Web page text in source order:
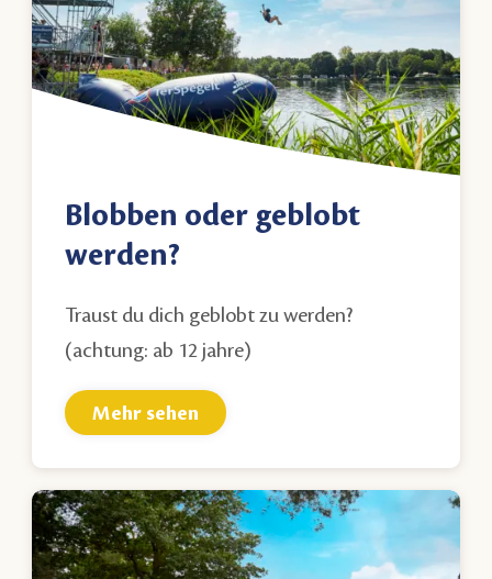
Blobben oder geblobt
werden?
Traust du dich geblobt zu werden?
(achtung: ab 12 jahre)
Mehr sehen